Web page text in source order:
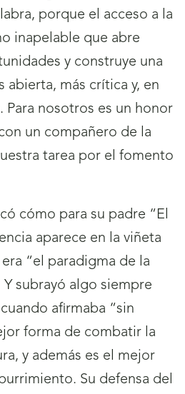
porque el acceso a la
inapelable que abre
y construye una
abierta, más crítica y, en
Para nosotros es un honor
un compañero de la
tarea por el fomento
cómo para su padre “El
aparece en la viñeta
“el paradigma de la
subrayó algo siempre
afirmaba “sin
forma de combatir la
y además es el mejor
Su defensa del